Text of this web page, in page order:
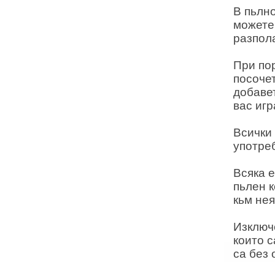
В
можете
При
вас
Всички
Всяка
пьлен
кьм
които
са без